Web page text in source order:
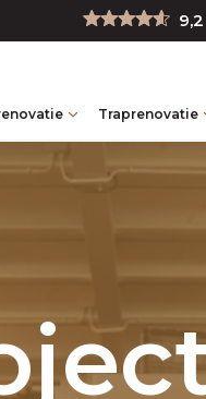
9,2
Traprenovatie